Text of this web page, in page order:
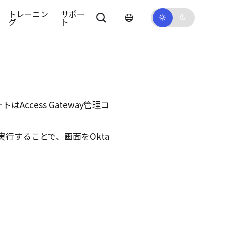
トレーニン
グ
サポー
ト
はAccess Gateway管理コ
することで、画面をOkta